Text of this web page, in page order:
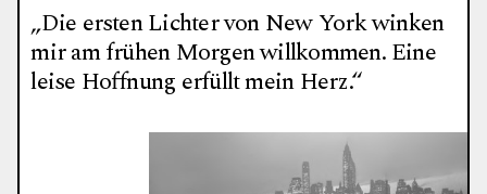
„Die ersten Lichter von New York winken
mir am frühen Morgen willkommen. Eine
leise Hoffnung erfüllt mein Herz.“